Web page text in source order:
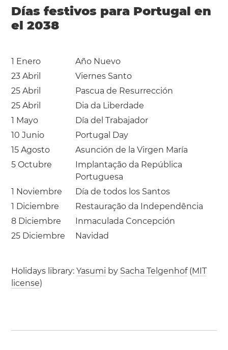
Días festivos para Portugal en
el 2038
1 Enero
Año Nuevo
23 Abril
Viernes Santo
25 Abril
Pascua de Resurrección
25 Abril
Dia da Liberdade
1 Mayo
Día del Trabajador
10 Junio
Portugal Day
15 Agosto
Asunción de la Virgen María
5 Octubre
Implantação da República
Portuguesa
1 Noviembre
Día de todos los Santos
1 Diciembre
Restauração da Independência
8 Diciembre
Inmaculada Concepción
25 Diciembre
Navidad
Holidays library:Yasumi by Sacha Telgenhof(MIT
license)